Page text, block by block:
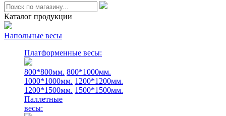
Каталог продукции
Напольные весы
Платформенные весы:
800*800мм. 800*1000мм.
1000*1000мм. 1200*1200мм.
1200*1500мм. 1500*1500мм.
Паллетные
весы: